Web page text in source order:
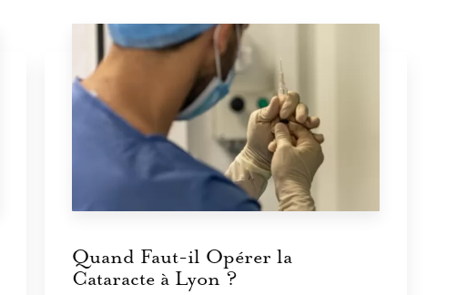
Quand Faut-il Opérer la
Cataracte à Lyon ?